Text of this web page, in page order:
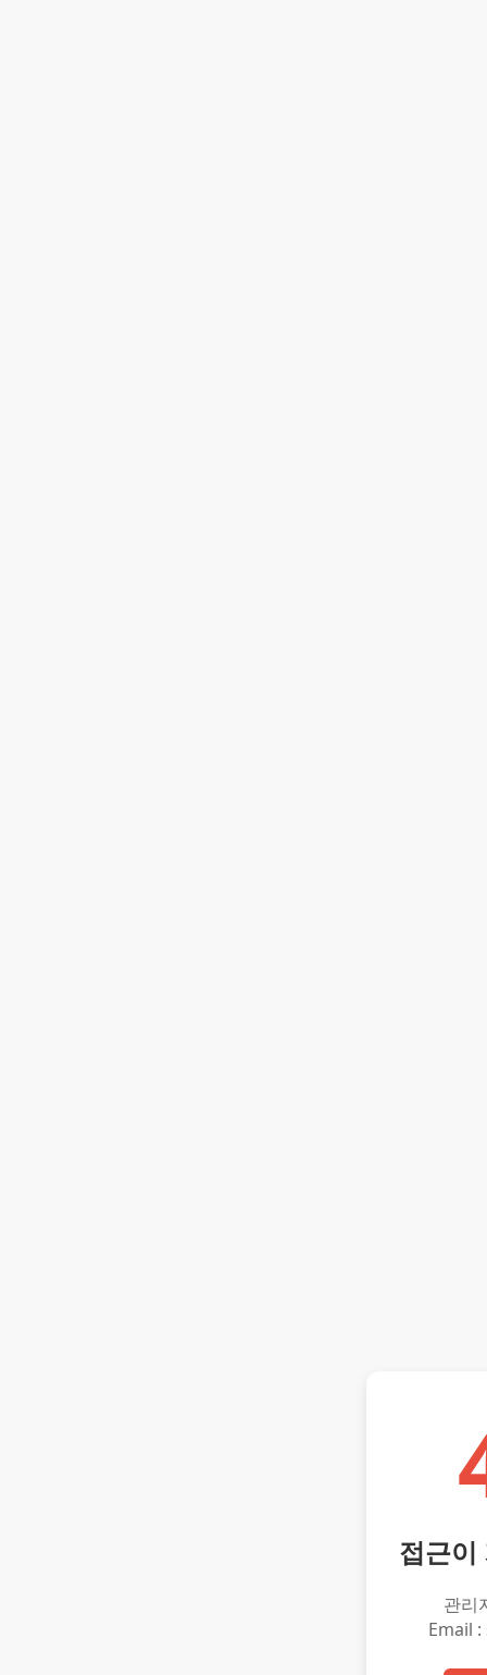
접근이
관리
Email